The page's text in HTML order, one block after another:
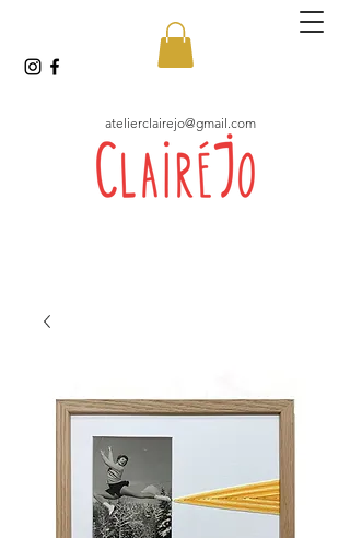
atelierclairejo@gmail.com